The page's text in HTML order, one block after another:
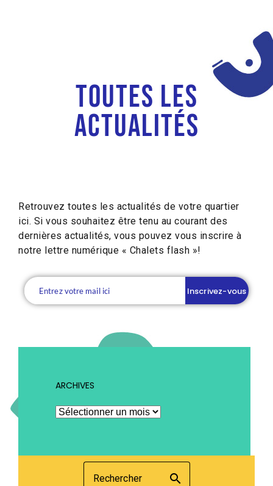
Toutes les
actualités
Retrouvez toutes les actualités de votre quartier
ici. Si vous souhaitez être tenu au courant des
dernières actualités, vous pouvez vous inscrire à
notre lettre numérique « Chalets flash »!
Inscrivez-vous
ARCHIVES
search
Rechercher